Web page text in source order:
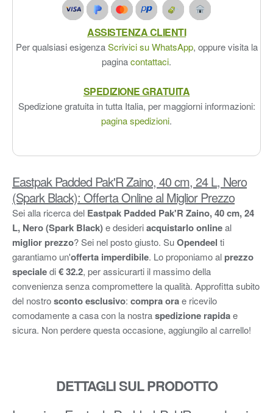
ASSISTENZA CLIENTI
Per qualsiasi esigenzaScrivici su WhatsApp, oppure visita la
paginacontattaci.
SPEDIZIONE GRATUITA
Spedizione gratuita in tutta Italia, per maggiorni informazioni:
pagina spedizioni.
Eastpak Padded Pak'R Zaino, 40 cm, 24 L, Nero
(Spark Black): Offerta Online al Miglior Prezzo
Sei alla ricerca del Eastpak Padded Pak'R Zaino, 40 cm, 24
L, Nero (Spark Black)e desideriacquistarlo onlineal
miglior prezzo? Sei nel posto giusto. SuOpendeel ti
garantiamo un'offerta imperdibile. Lo proponiamo al prezzo
specialedi€ 32.2, per assicurarti il massimo della
convenienza senza compromettere la qualità. Approfitta subito
del nostrosconto esclusivo: compra orae ricevilo
comodamente a casa con la nostraspedizione rapidae
sicura. Non perdere questa occasione, aggiungilo al carrello!
DETTAGLI SUL PRODOTTO